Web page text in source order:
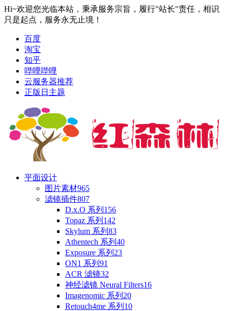
Hi~欢迎您光临本站，秉承服务宗旨，履行"站长"责任，相识
只是起点，服务永无止境！
百度
淘宝
知乎
哔哩哔哩
云服务器推荐
正版日主题
平面设计
图片素材965
滤镜插件807
D.x.O 系列 156
Topaz 系列 142
Skylum 系列 83
Athentech 系列 40
Exposure 系列 23
ON1 系列 91
ACR 滤镜32
神经滤镜 Neural Filters16
Imagenomic 系列 20
Retouch4me 系列 10